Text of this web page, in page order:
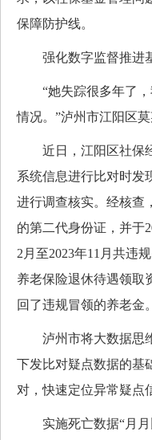
保障防护线。
强化数字监督推进基
“她失踪很多年了，
情况。”泸州市江阳区莫
近日，江阳区社保经
系统信息进行比对时发
进行调查核实。经核查
的第二代身份证，并于
2月至2023年11月共违
养老保险退休待遇领取
回了违规冒领的养老金。
泸州市将大数据思维
下发比对疑点数据的基
对，快速定位异常疑点
实施死亡数据“月月